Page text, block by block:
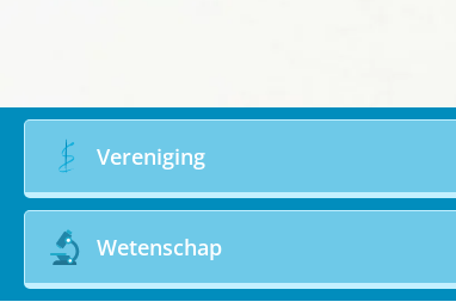
Vereniging
Wetenschap